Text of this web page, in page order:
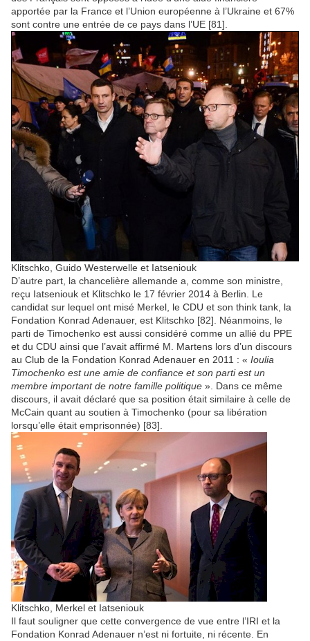
apportée par la France et l’Union européenne à l’Ukraine et 67%
sont contre une entrée de ce pays dans l’UE [81].
Klitschko, Guido Westerwelle et Iatseniouk
D’autre part, la chancelière allemande a, comme son ministre,
reçu Iatseniouk et Klitschko le 17 février 2014 à Berlin. Le
candidat sur lequel ont misé Merkel, le CDU et son think tank, la
Fondation Konrad Adenauer, est Klitschko [82]. Néanmoins, le
parti de Timochenko est aussi considéré comme un allié du PPE
et du CDU ainsi que l’avait affirmé M. Martens lors d’un discours
au Club de la Fondation Konrad Adenauer en 2011 : « Ioulia
Timochenko est une amie de confiance et son parti est un
membre important de notre famille politique ». Dans ce même
discours, il avait déclaré que sa position était similaire à celle de
McCain quant au soutien à Timochenko (pour sa libération
lorsqu’elle était emprisonnée) [83].
Klitschko, Merkel et Iatseniouk
Il faut souligner que cette convergence de vue entre l’IRI et la
Fondation Konrad Adenauer n’est ni fortuite, ni récente. En